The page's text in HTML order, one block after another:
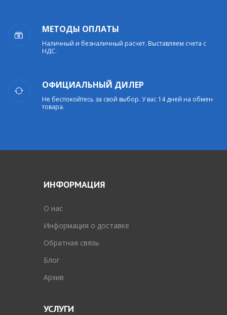
МЕТОДЫ ОПЛАТЫ
Наличный и безналичный расчет. Выставляем счета с
НДС.
ОФИЦИАЛЬНЫЙ ДИЛЕР
Не беспокойтесь за свой выбор. У вас 14 дней на обмен
товара.
ИНФОРМАЦИЯ
O нас
Информация о доставке
Обратная связь
Блог
Архив
УСЛУГИ